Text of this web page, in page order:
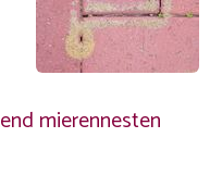
mierennesten